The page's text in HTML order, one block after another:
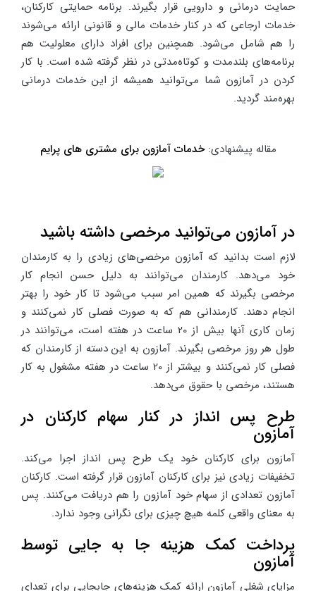
حمایت درمانی و دارویی قرار بگیرند. برنامه حمایتی کارکنان،
خدمات ارجاعی که در کنار خدمات مالی و قانونی ارائه می‌شوند
را هم شامل می‌شود. همچنین برای افراد دارای معلولیت هم
برنامه‌های بلندمدت و کوتاه‌مدتی در نظر گرفته شده است. با کار
کردن در آمازون شما می‌توانید همیشه از این خدمات درمانی
بهره‌مند گردید.
مقاله پیشنهادی:خدمات آمازون برای مشتری های پرایم
در آمازون می‌توانید مرخصی داشته باشید
لازم است بدانید که آمازون مرخصی‌های زیادی را به کارمندان
خود می‌دهد. کارمندان می‌توانند به دلیل حسن انجام کار
مرخصی بگیرند که همین امر سبب می‌شود تا کار خود را بهتر
انجام دهند. کارمندانی هم که به صورت فصلی کار نمی‌کنند و
زمان کاری آنها بیش از 20 ساعت در هفته است، می‌توانند در
طول هر روز مرخصی بگیرند. آمازون به این دسته از کارمندان که
فصلی کار نمی‌کنند و بیشتر از 20 ساعت در هفته مشغول به کار
هستند، مرخصی با حقوق می‌دهد.
طرح پس انداز در کنار سهام کارکنان در
آمازون
آمازون برای کارکنان خود یک طرح پس انداز اجرا می‌کند.
تخفیفات زیادی نیز برای کارکنان آمازون قرار گرفته است. کارکنان
آمازون تعدادی از سهام خود آمازون را هم دریافت می‌کنند. پس
به معنای واقعی کلمه هیچ چیزی برای نگرانی وجود ندارد.
پرداخت کمک هزینه جا به جایی توسط
آمازون
مزایای شغلی آمازون ارائه کمک هزینه‌های جابجایی برای تعدای